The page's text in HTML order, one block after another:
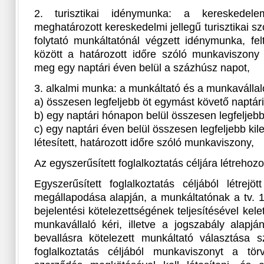
2. turisztikai idénymunka: a
meghatározott kereskedelmi jellegű turisztikai
folytató munkáltatónál végzett idénymunka,
között a határozott időre szóló
meg egy naptári éven belül a százhúsz napot,
3. alkalmi munka: a munkáltató és a
a) összesen legfeljebb öt egymást követő
b) egy naptári hónapon belül összesen
c) egy naptári éven belül összesen legfeljebb
létesített, határozott időre szóló munkaviszony,
Az egyszerűsített foglalkoztatás céljára
Egyszerűsített foglalkoztatás céljából
megállapodása alapján, a munkáltatónak a tv.
bejelentési kötelezettségének teljesítésével
munkavállaló kéri, illetve a jogszabály
bevallásra kötelezett munkáltató választása
foglalkoztatás céljából munkaviszonyt a